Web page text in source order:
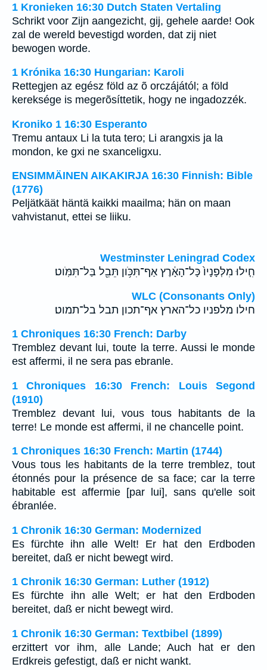
1 Kronieken 16:30 Dutch Staten Vertaling
Schrikt voor Zijn aangezicht, gij, gehele aarde! Ook
zal de wereld bevestigd worden, dat zij niet
bewogen worde.
1 Krónika 16:30 Hungarian: Karoli
Rettegjen az egész föld az õ orczájától; a föld
kereksége is megerõsíttetik, hogy ne ingadozzék.
Kroniko 1 16:30 Esperanto
Tremu antaux Li la tuta tero; Li arangxis ja la
mondon, ke gxi ne sxanceligxu.
ENSIMMÄINEN AIKAKIRJA 16:30 Finnish: Bible
(1776)
Peljätkäät häntä kaikki maailma; hän on maan
vahvistanut, ettei se liiku.
Westminster Leningrad Codex
חִ֤ילוּ מִלְּפָנָיו֙ כָּל־הָאָ֔רֶץ אַף־תִּכֹּ֥ון תֵּבֵ֖ל בַּל־תִּמֹּֽוט׃
WLC (Consonants Only)
חילו מלפניו כל־הארץ אף־תכון תבל בל־תמוט׃
1 Chroniques 16:30 French: Darby
Tremblez devant lui, toute la terre. Aussi le monde
est affermi, il ne sera pas ebranle.
1 Chroniques 16:30 French: Louis Segond
(1910)
Tremblez devant lui, vous tous habitants de la
terre! Le monde est affermi, il ne chancelle point.
1 Chroniques 16:30 French: Martin (1744)
Vous tous les habitants de la terre tremblez, tout
étonnés pour la présence de sa face; car la terre
habitable est affermie [par lui], sans qu'elle soit
ébranlée.
1 Chronik 16:30 German: Modernized
Es fürchte ihn alle Welt! Er hat den Erdboden
bereitet, daß er nicht bewegt wird.
1 Chronik 16:30 German: Luther (1912)
Es fürchte ihn alle Welt; er hat den Erdboden
bereitet, daß er nicht bewegt wird.
1 Chronik 16:30 German: Textbibel (1899)
erzittert vor ihm, alle Lande; Auch hat er den
Erdkreis gefestigt, daß er nicht wankt.